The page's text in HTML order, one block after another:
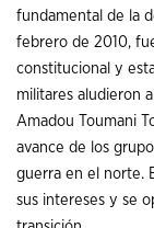
fundamental de la
febrero de 2010,
constitucional y
militares aludieron
Amadou Toumani
avance de los
guerra en el norte.
sus intereses y se